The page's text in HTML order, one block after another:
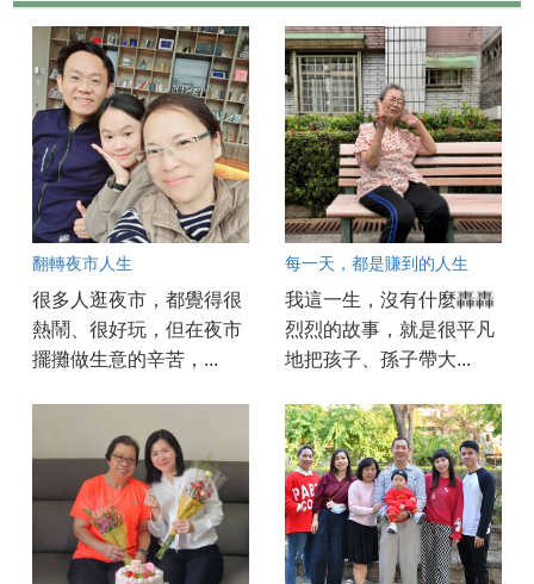
翻轉夜市人生
很多人逛夜市，都覺得很
熱鬧、很好玩，但在夜市
擺攤做生意的辛苦，...
每一天，都是賺到的人生
我這一生，沒有什麼轟轟
烈烈的故事，就是很平凡
地把孩子、孫子帶大...